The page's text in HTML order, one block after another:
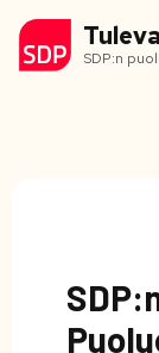
SDP:n